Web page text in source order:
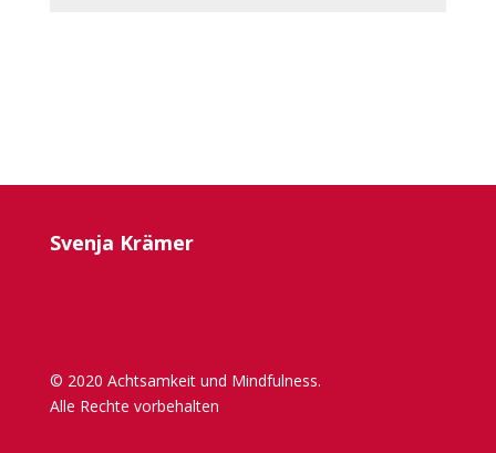
Svenja Krämer
© 2020 Achtsamkeit und Mindfulness.
Alle Rechte vorbehalten